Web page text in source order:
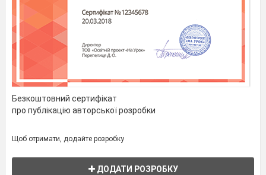
Безкоштовний сертифікат
про публікацію авторської розробки
Щоб отримати, додайте розробку
ДОДАТИ РОЗРОБКУ